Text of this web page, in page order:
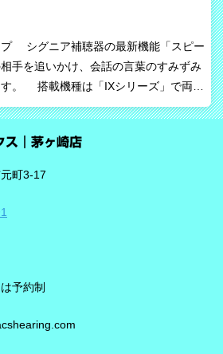
中核は【IA】という考え方 ビビアで
Augmented（インテリジェンス・オ
え方を採用しています。 これは、AIが
のではなく、人の脳が本来持っている
いう発想で、脳の自然な処理を助ける
騒がしい場所では、相手の声だけでな
す。 ビビアは、そうした場面で必要な
トラストをつくる方向で働くことが特
理解しやすいです。 DNNチップで、騒
搭載されています。 このDNNチップは
されています。 さらに、このチップが
演算を行うとされています。 「インテ
シグニア補聴器の最新機能「スピー
手を追いかけ、会話の言葉のすみずみ
。 搭載機種は「IXシリーズ」で両耳
用の場合は、ワードロックオン機能で
192,000個収集するから、騒音下での言
くしてくれます。 デモ動画で確認 🔽ス
、言葉の聞き取りが25％アップ！
ス｜茅ヶ崎店
町3-17
予約制